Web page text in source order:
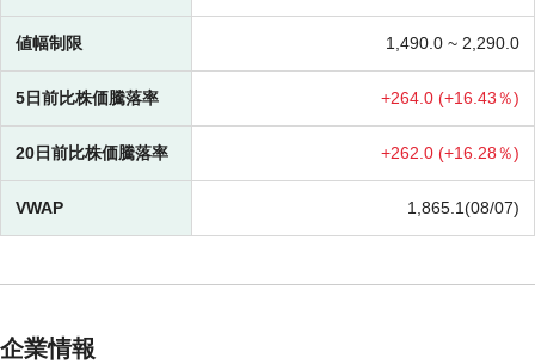
値幅制限 1,490.0 ~ 2,290.0
5日前比株価騰落率 +264.0 (+16.43％)
20日前比株価騰落率 +262.0 (+16.28％)
VWAP 1,865.1(08/07)
企業情報